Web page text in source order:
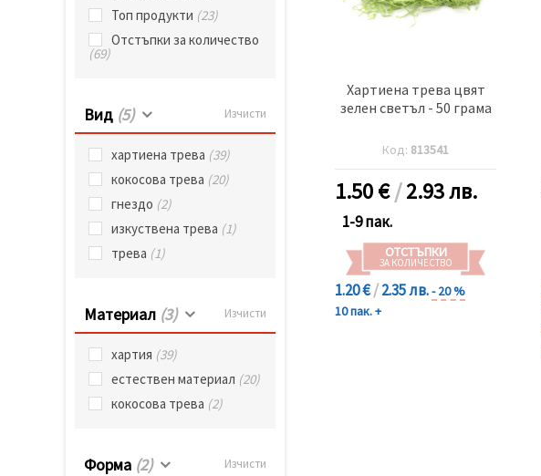
предпочитанията
Топ продукти (23)
Отстъпки за количество
(69)
Вид (5) Изчисти
хартиена трева (39)
кокосова трева (20)
гнездо (2)
изкуствена трева (1)
трева (1)
Материал (3) Изчисти
хартия (39)
естествен материал (20)
кокосова трева (2)
Форма (2) Изчисти
Хартиена трева цвят
зелен светъл - 50 грама
Код: 813541
1.50€/2.93 лв.
1-9 пак.
ОТСТЪПКИ
ЗА КОЛИЧЕСТВО
1.20 €/2.35 лв.- 20 %
10 пак. +